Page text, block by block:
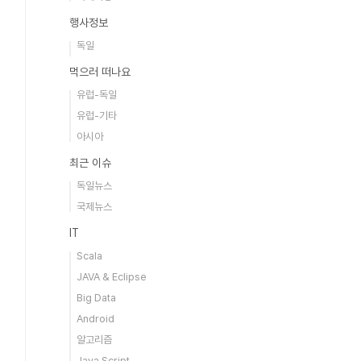
행사정보
독일
먹으러 떠나요
유럽-독일
유럽-기타
아시아
최근 이슈
독일뉴스
국제뉴스
IT
Scala
JAVA & Eclipse
Big Data
Android
알고리즘